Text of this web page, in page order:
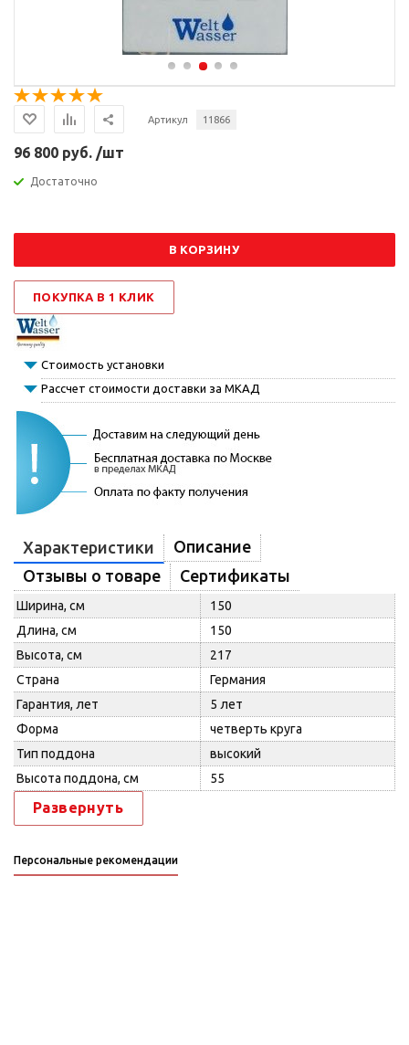
Артикул 11866
96 800 руб. /шт
Достаточно
В КОРЗИНУ
ПОКУПКА В 1 КЛИК
Стоимость установки
Рассчет стоимости доставки за МКАД
Характеристики
Описание
Отзывы о товаре
Сертификаты
Ширина, см
150
Длина, см
150
Высота, см
217
Страна
Германия
Гарантия, лет
5 лет
Форма
четверть круга
Тип поддона
высокий
Высота поддона, см
55
Развернуть
Персональные рекомендации